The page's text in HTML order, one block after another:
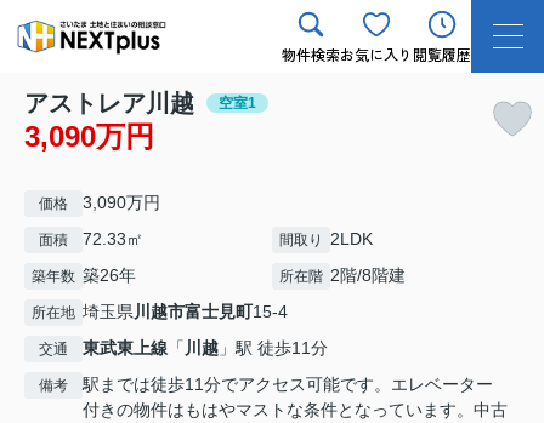
物件検索お気に入り 閲覧履歴
アストレア川越 空室1
3,090万円
価格 3,090万円
面積 72.33㎡ 間取り 2LDK
築年数 築26年 所在階 2階/8階建
所在地 埼玉県川越市富士見町15-4
交通 東武東上線 「 川越 」駅 徒歩11分
備考
駅までは徒歩11分でアクセス可能です。エレベーター
付きの物件はもはやマストな条件となっています。中古